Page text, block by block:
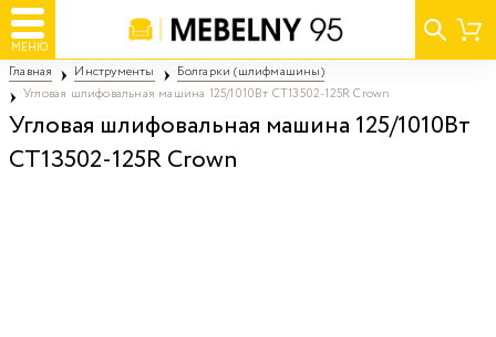
МЕНЮ
Главная Инструменты
Болгарки (шлифмашины)
Угловая шлифовальная машина 125/1010Вт CT13502-125R Crown
Угловая шлифовальная машина 125/1010Вт
CT13502-125R Crown